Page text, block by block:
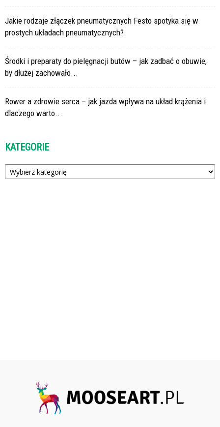
Jakie rodzaje złączek pneumatycznych Festo spotyka się w
prostych układach pneumatycznych?
Środki i preparaty do pielęgnacji butów – jak zadbać o obuwie,
by dłużej zachowało...
Rower a zdrowie serca – jak jazda wpływa na układ krążenia i
dlaczego warto...
KATEGORIE
Kategorie